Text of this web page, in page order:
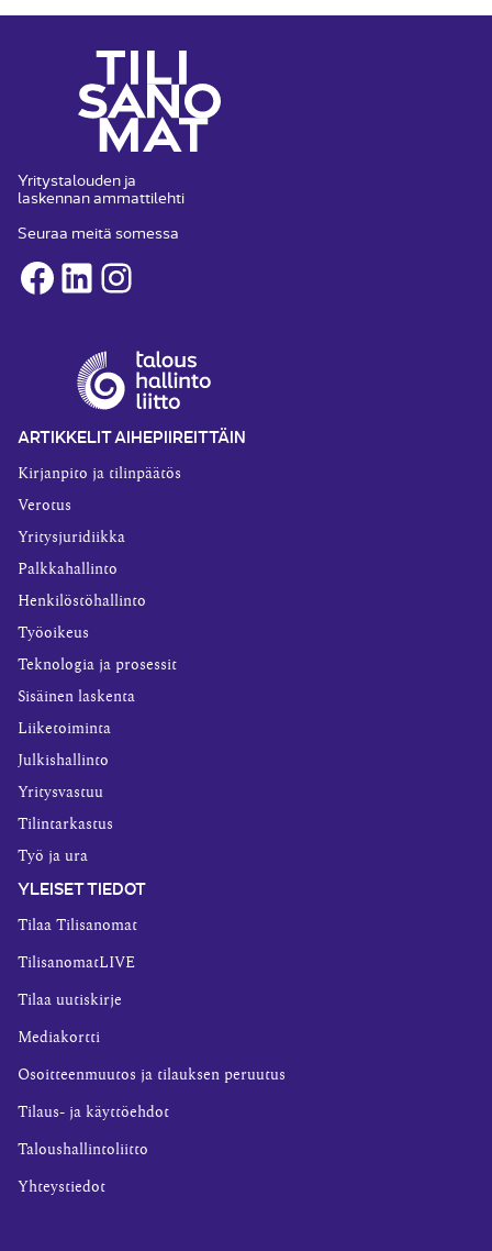
Yritystalouden ja
laskennan ammattilehti
Seuraa meitä somessa
Facebook
LinkedInInstagram
ARTIKKELIT AIHEPIIREITTÄIN
Kirjanpito ja tilinpäätös
Verotus
Yritysjuridiikka
Palkkahallinto
Henkilöstöhallinto
Työoikeus
Teknologia ja prosessit
Sisäinen laskenta
Liiketoiminta
Julkishallinto
Yritysvastuu
Tilintarkastus
Työ ja ura
YLEISET TIEDOT
Tilaa Tilisanomat
TilisanomatLIVE
Tilaa uutiskirje
Mediakortti
Osoitteenmuutos ja tilauksen peruutus
Tilaus- ja käyttöehdot
Taloushallintoliitto
Yhteystiedot